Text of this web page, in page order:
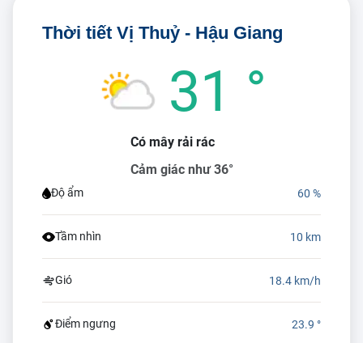
Thời tiết Vị Thuỷ - Hậu Giang
31 °
Có mây rải rác
Cảm giác như 36°
Độ ẩm 60 %
Tầm nhìn 10 km
Gió 18.4 km/h
Điểm ngưng 23.9 °